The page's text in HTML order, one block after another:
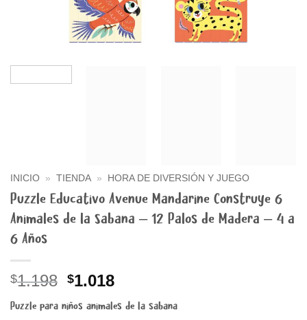
INICIO » TIENDA » HORA DE DIVERSIÓN Y JUEGO
Puzzle Educativo Avenue Mandarine Construye 6
Animales de la Sabana – 12 Palos de Madera – 4 a
6 Años
$1.198 El
original
$1.018El
precio
actual
Puzzle para niños animales de la sabana